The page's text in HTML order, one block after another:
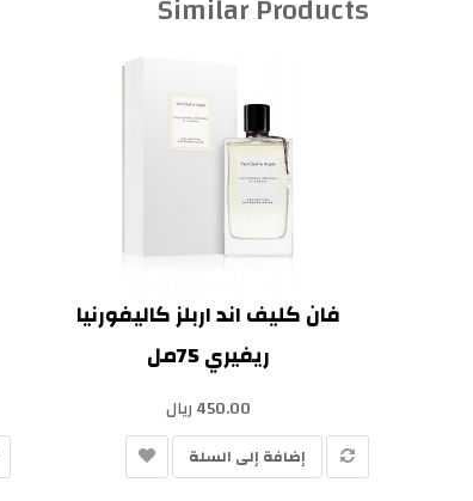
Similar Products
فان كليف اند اربلز كاليفورنيا
ريفيري 75مل
450.00 ريال
إضافة إلى السلة